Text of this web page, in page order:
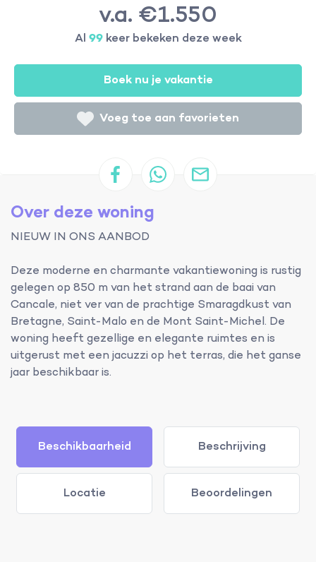
v.a. €1.550
Al 99keer bekeken deze week
Boek nu je vakantie
Voeg toe aan favorieten
Over deze woning
NIEUW IN ONS AANBOD
Deze moderne en charmante vakantiewoning is rustig
gelegen op 850 m van het strand aan de baai van
Cancale, niet ver van de prachtige Smaragdkust van
Bretagne, Saint-Malo en de Mont Saint-Michel. De
woning heeft gezellige en elegante ruimtes en is
uitgerust met een jacuzzi op het terras, die het ganse
jaar beschikbaar is.
Beschikbaarheid Beschrijving
Locatie Beoordelingen